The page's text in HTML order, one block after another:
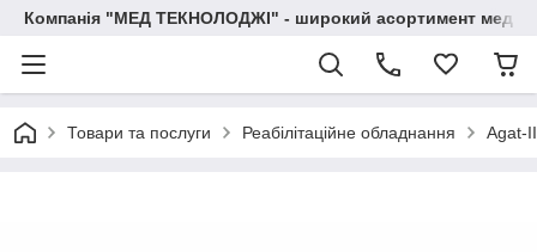
Компанія "МЕД ТЕКНОЛОДЖІ" - широкий асортимент
Товари та послуги Реабілітаційне обладнання Agat-II